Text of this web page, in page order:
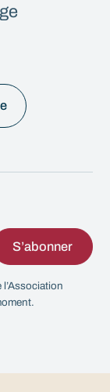
S’abonner
l’Association